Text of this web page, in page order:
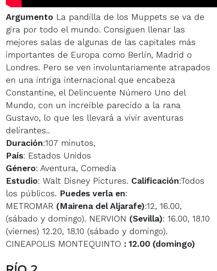
Argumento La pandilla de los Muppets se va de
gira por todo el mundo. Consiguen llenar las
mejores salas de algunas de las capitales más
importantes de Europa como Berlín, Madrid o
Londres. Pero se ven involuntariamente atrapados
en una intriga internacional que encabeza
Constantine, el Delincuente Número Uno del
Mundo, con un increíble parecido a la rana
Gustavo, lo que les llevará a vivir aventuras
delirantes..
Duración:107 minutos,
País: Estados Unidos
Género: Aventura, Comedia
Estudio: Walt Disney Pictures. Calificación:Todos
los públicos. Puedes verla en:
METROMAR (Mairena del Aljarafe):12, 16.00,
(sábado y domingo). NERVION (Sevilla): 16.00, 18.10
(viernes) 12.20, 18.10 (sábado y domingo).
CINEAPOLIS MONTEQUINTO : 12.00 (domingo)